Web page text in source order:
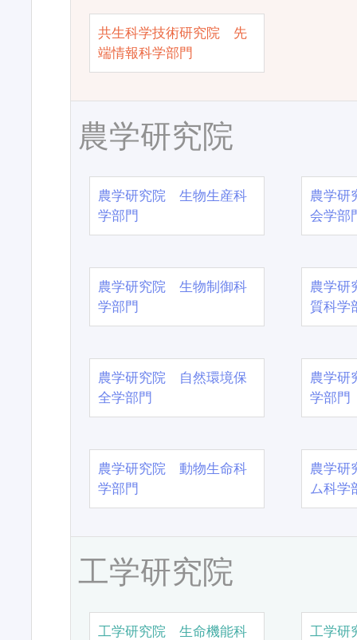
共生科学技術研究院 先
端情報科学部門
農学研究院
農学研究院 生物生産科
学部門
農学
会学部
農学研究院 生物制御科
学部門
農学
質科学
農学研究院 自然環境保
全学部門
農学
学部門
農学研究院 動物生命科
学部門
農学
ム科学
工学研究院
工学研究院 生命機能科
工学研